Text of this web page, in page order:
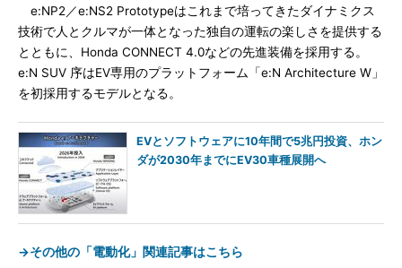
e:NP2／e:NS2 Prototypeはこれまで培ってきたダイナミクス
技術で人とクルマが一体となった独自の運転の楽しさを提供する
とともに、Honda CONNECT 4.0などの先進装備を採用する。
e:N SUV 序はEV専用のプラットフォーム「e:N Architecture W」
を初採用するモデルとなる。
EVとソフトウェアに10年間で5兆円投資、ホン
ダが2030年までにEV30車種展開へ
→その他の「電動化」関連記事はこちら